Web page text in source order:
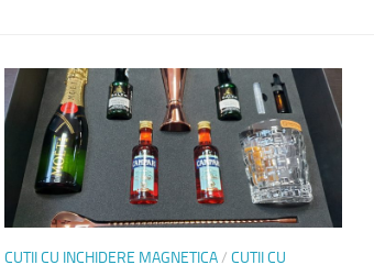
CUTII CU INCHIDERE MAGNETICA/ CUTII CU